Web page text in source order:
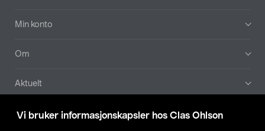
Vi bruker informasjonskapsler hos Clas Ohlson
Min konto
Om
Aktuelt
Våre selskaper